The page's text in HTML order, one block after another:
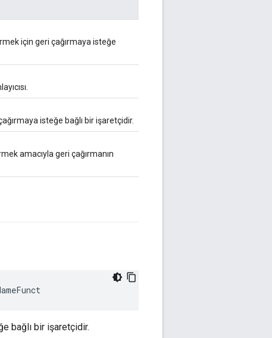
için geri çağırmaya isteğe
isteğe bağlı bir işaretçidir.
amacıyla geri çağırmanın
bağlı bir işaretçidir.